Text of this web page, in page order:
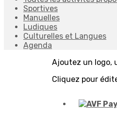
Sportives
Manuelles
Ludiques
Culturelles et Langues
Agenda
Ajoutez un logo,
Cliquez pour